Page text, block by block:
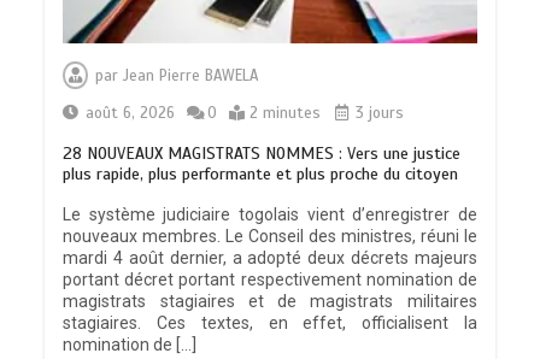
parJean Pierre BAWELA
août 6, 2026
0 2 minutes 3 jours
28 NOUVEAUX MAGISTRATS NOMMES : Vers une justice
plus rapide, plus performante et plus proche du citoyen
Le système judiciaire togolais vient d’enregistrer de
nouveaux membres. Le Conseil des ministres, réuni le
mardi 4 août dernier, a adopté deux décrets majeurs
portant décret portant respectivement nomination de
magistrats stagiaires et de magistrats militaires
stagiaires. Ces textes, en effet, officialisent la
nomination de […]